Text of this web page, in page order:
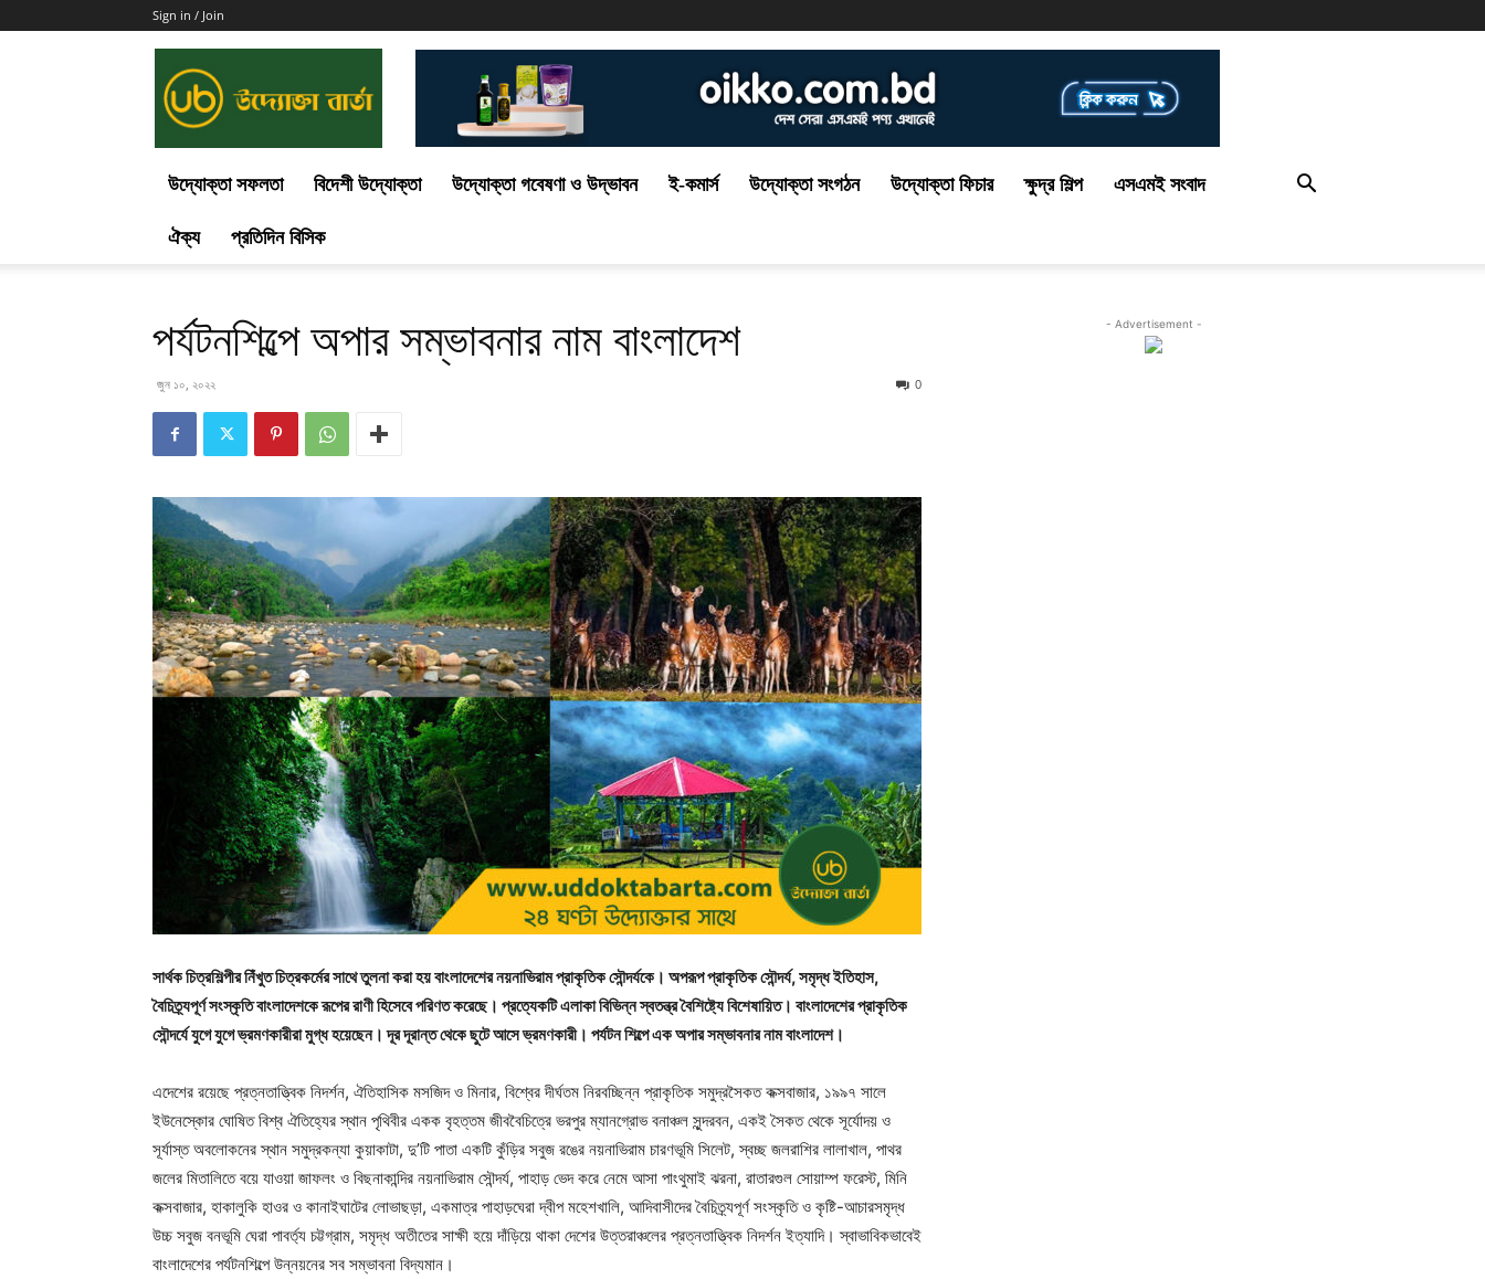
Sign in / Join
উদ্যোক্তা সফলতা বিদেশী উদ্যোক্তা উদ্যোক্তা গবেষণা ও উদ্ভাবন ই-কমার্স উদ্যোক্তা সংগঠন উদ্যোক্তা ফিচার ক্ষুদ্র শিল্প এসএমই সংবাদ
ঐক্য প্রতিদিন বিসিক
পর্যটনশিল্পে অপার সম্ভাবনার নাম বাংলাদেশ
জুন ১০, ২০২২ 0
সার্থক চিত্রশিল্পীর নিঁখুত চিত্রকর্মের সাথে তুলনা করা হয় বাংলাদেশের নয়নাভিরাম প্রাকৃতিক সৌন্দর্যকে। অপরূপ প্রাকৃতিক সৌন্দর্য, সমৃদ্ধ ইতিহাস,
বৈচিত্র্যপূর্ণ সংস্কৃতি বাংলাদেশকে রূপের রাণী হিসেবে পরিণত করেছে। প্রত্যেকটি এলাকা বিভিন্ন স্বতন্ত্র বৈশিষ্ট্যে বিশেষায়িত। বাংলাদেশের প্রাকৃতিক
সৌন্দর্যে যুগে যুগে ভ্রমণকারীরা মুগ্ধ হয়েছেন। দূর দূরান্ত থেকে ছুটে আসে ভ্রমণকারী। পর্যটন শিল্পে এক অপার সম্ভাবনার নাম বাংলাদেশ।
এদেশের রয়েছে প্রত্নতাত্ত্বিক নিদর্শন, ঐতিহাসিক মসজিদ ও মিনার, বিশ্বের দীর্ঘতম নিরবচ্ছিন্ন প্রাকৃতিক সমুদ্রসৈকত কক্সবাজার, ১৯৯৭ সালে
ইউনেস্কোর ঘোষিত বিশ্ব ঐতিহ্যের স্থান পৃথিবীর একক বৃহত্তম জীববৈচিত্রে ভরপুর ম্যানগ্রোভ বনাঞ্চল সুন্দরবন, একই সৈকত থেকে সূর্যোদয় ও
সূর্যাস্ত অবলোকনের স্থান সমুদ্রকন্যা কুয়াকাটা, দু’টি পাতা একটি কুঁড়ির সবুজ রঙের নয়নাভিরাম চারণভূমি সিলেট, স্বচ্ছ জলরাশির লালাখাল, পাথর
জলের মিতালিতে বয়ে যাওয়া জাফলং ও বিছনাকান্দির নয়নাভিরাম সৌন্দর্য, পাহাড় ভেদ করে নেমে আসা পাংথুমাই ঝরনা, রাতারগুল সোয়াম্প ফরেস্ট, মিনি
কক্সবাজার, হাকালুকি হাওর ও কানাইঘাটের লোভাছড়া, একমাত্র পাহাড়ঘেরা দ্বীপ মহেশখালি, আদিবাসীদের বৈচিত্র্যপূর্ণ সংস্কৃতি ও কৃষ্টি-আচারসমৃদ্ধ
উচ্চ সবুজ বনভূমি ঘেরা পাবর্ত্য চট্টগ্রাম, সমৃদ্ধ অতীতের সাক্ষী হয়ে দাঁড়িয়ে থাকা দেশের উত্তরাঞ্চলের প্রত্নতাত্ত্বিক নিদর্শন ইত্যাদি। স্বাভাবিকভাবেই
বাংলাদেশের পর্যটনশিল্পে উন্নয়নের সব সম্ভাবনা বিদ্যমান।
- Advertisement -